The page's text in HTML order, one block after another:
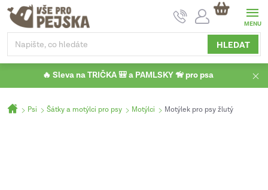
Přejít
obsah
HLEDAT
NÁKUPNÍ
KOŠÍK
🔥 Sleva na TRIČKA 🎒 a PAMLSKY 🦮 pro psa
Domů
Psi Šátky a motýlci pro psy Motýlci Motýlek pro psy žlutý